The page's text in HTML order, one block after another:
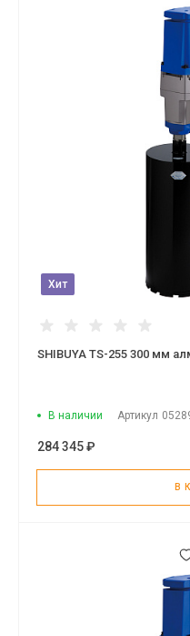
Хит
SHIBUYA TS-255 300 мм
В наличии Артикул
284 345 ₽
В